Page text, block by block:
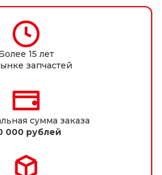
15 лет
запчастей
сумма заказа
000 рублей